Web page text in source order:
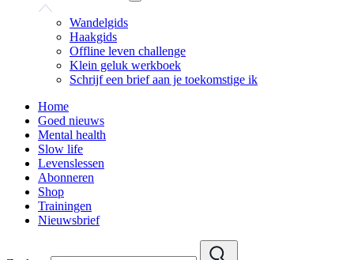
Wandelgids
Haakgids
Offline leven challenge
Klein geluk werkboek
Schrijf een brief aan je toekomstige ik
Home
Goed nieuws
Mental health
Slow life
Levenslessen
Abonneren
Shop
Trainingen
Nieuwsbrief